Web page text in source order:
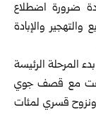
ضرورة اضطلاع
والإبادة
المرحلة الرئيسة
مع قصف جوي
قسري لمئات